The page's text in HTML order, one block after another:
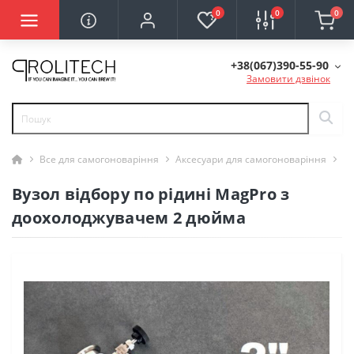
0 0 0
+38(067)390-55-90
Замовити дзвінок
Все для самогоноваріння Аксесуари для самогоноваріння
Вузол відбору по рідині MagPro з
доохолоджувачем 2 дюйма